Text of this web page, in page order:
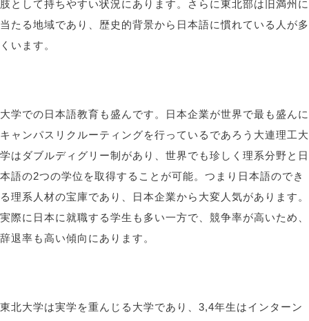
肢として持ちやすい状況にあります。さらに東北部は旧満州に
当たる地域であり、歴史的背景から日本語に慣れている人が多
くいます。
大学での日本語教育も盛んです。日本企業が世界で最も盛んに
キャンパスリクルーティングを行っているであろう大連理工大
学はダブルディグリー制があり、世界でも珍しく理系分野と日
本語の2つの学位を取得することが可能。つまり日本語のでき
る理系人材の宝庫であり、日本企業から大変人気があります。
実際に日本に就職する学生も多い一方で、競争率が高いため、
辞退率も高い傾向にあります。
東北大学は実学を重んじる大学であり、 3,4年生はインターン